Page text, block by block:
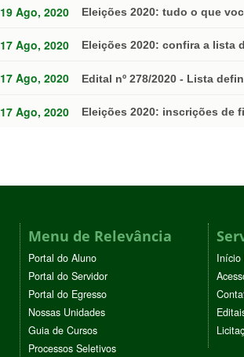
19 Ago, 2020 Eleições 2020: tudo o que
17 Ago, 2020 Eleições 2020: confira a lista
17 Ago, 2020 Edital nº 278/2020 - Lista
17 Ago, 2020 Eleições 2020: inscrições de
Menu de Relevância
Portal do Aluno
Portal do Servidor
Portal do Egresso
Nossas Unidades
Guia de Cursos
Processos Seletivos
Início